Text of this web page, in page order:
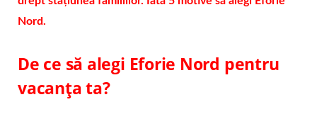
Nord.
De ce să alegi Eforie Nord pentru
vacanța ta?